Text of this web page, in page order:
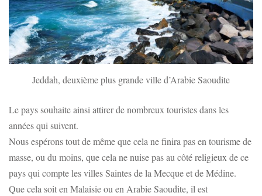
Jeddah, deuxième plus grande ville d’Arabie Saoudite
Le pays souhaite ainsi attirer de nombreux touristes dans les
années qui suivent.
Nous espérons tout de même que cela ne finira pas en tourisme de
masse, ou du moins, que cela ne nuise pas au côté religieux de ce
pays qui compte les villes Saintes de la Mecque et de Médine.
Que cela soit en Malaisie ou en Arabie Saoudite, il est